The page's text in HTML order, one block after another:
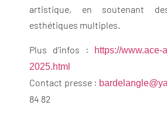
artistique, en soutenant
esthétiques multiples.
Plus d’infos :
https://www.ace-
2025.html
Contact presse :
84 82